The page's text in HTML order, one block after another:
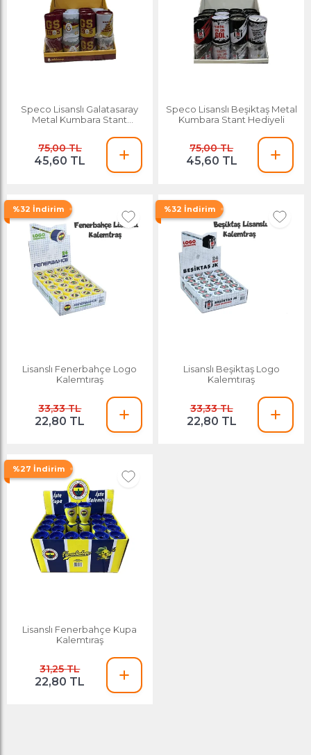
Speco Lisanslı Galatasaray
Metal Kumbara Stant
75,00 TL
45,60 TL
Speco Lisanslı Beşiktaş Metal
Kumbara Stant Hediyeli
75,00 TL
45,60 TL
%32 İndirim
Lisanslı Fenerbahçe Logo
Kalemtıraş
33,33 TL
22,80 TL
%32 İndirim
Lisanslı Beşiktaş Logo
Kalemtıraş
33,33 TL
22,80 TL
%27 İndirim
Lisanslı Fenerbahçe Kupa
Kalemtıraş
31,25 TL
22,80 TL